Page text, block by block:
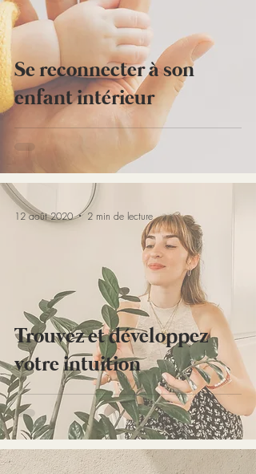
Se reconnecter à son
enfant intérieur
Trouvez et développez
votre intuition
12 août 2020 2 min de lecture